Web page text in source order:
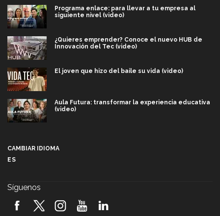
Programa enlace: para llevar a tu empresa al
siguiente nivel (video)
¿Quieres emprender? Conoce el nuevo HUB de
Innovación del Tec (video)
El joven que hizo del baile su vida (video)
Aula Futura: transformar la experiencia educativa
(video)
2026! (video)
CAMBIAR IDIOMA
ES
Síguenos